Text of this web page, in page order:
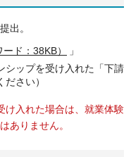
出。
ド：38KB）
」
シップを受け入れた「下請
さい）
入れた場合は、就業体験
ありません。